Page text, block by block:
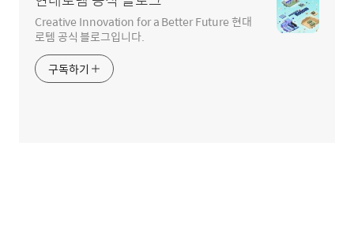
Creative Innovation for a Better Future 현대
로템 공식 블로그입니다.
구독하기